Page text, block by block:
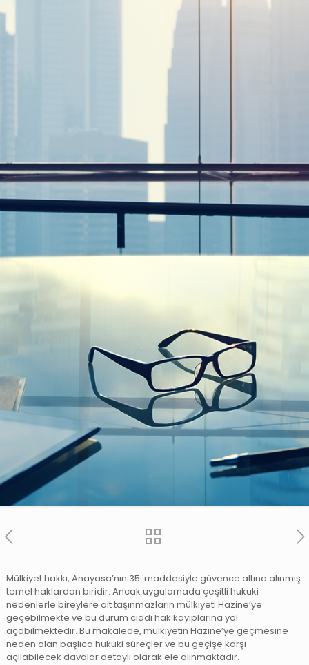
Mülkiyet hakkı, Anayasa’nın 35. maddesiyle güvence altına alınmış
temel haklardan biridir. Ancak uygulamada çeşitli hukuki
nedenlerle bireylere ait taşınmazların mülkiyeti Hazine’ye
geçebilmekte ve bu durum ciddi hak kayıplarına yol
açabilmektedir. Bu makalede, mülkiyetin Hazine’ye geçmesine
neden olan başlıca hukuki süreçler ve bu geçişe karşı
açılabilecek davalar detaylı olarak ele alınmaktadır.